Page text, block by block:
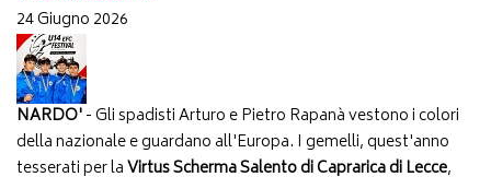
24 Giugno 2026
NARDO'- Gli spadisti Arturo e Pietro Rapanà vestono i colori
della nazionale e guardano all'Europa. I gemelli, quest'anno
tesserati per laVirtus Scherma Salento di Caprarica di Lecce,